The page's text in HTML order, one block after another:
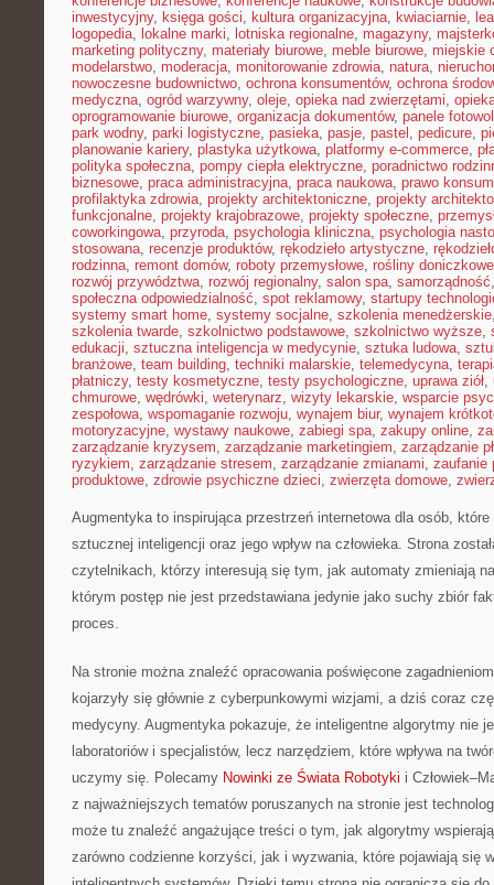
inwestycyjny, księga gości, kultura organizacyjna, kwiaciarnie,
logopedia, lokalne marki, lotniska regionalne, magazyny,
marketing polityczny, materiały biurowe, meble biurowe, miejskie
modelarstwo, moderacja, monitorowanie zdrowia, natura,
nowoczesne budownictwo, ochrona konsumentów, ochrona
medyczna, ogród warzywny, oleje, opieka nad zwierzętami,
oprogramowanie biurowe, organizacja dokumentów, panele
park wodny, parki logistyczne, pasieka, pasje, pastel , pedicure,
planowanie kariery, plastyka użytkowa, platformy e-commerce,
polityka społeczna, pompy ciepła elektryczne, poradnictwo
biznesowe, praca administracyjna, praca naukowa, prawo
profilaktyka zdrowia, projekty architektoniczne, projekty
funkcjonalne, projekty krajobrazowe, projekty społeczne,
coworkingowa, przyroda, psychologia kliniczna, psychologia
stosowana, recenzje produktów, rękodzieło artystyczne,
rodzinna, remont domów, roboty przemysłowe, rośliny doniczkowe
rozwój przywództwa, rozwój regionalny, salon spa, samorządność
społeczna odpowiedzialność, spot reklamowy, startupy
systemy smart home, systemy socjalne, szkolenia menedżerskie
szkolenia twarde, szkolnictwo podstawowe, szkolnictwo wyższe,
edukacji, sztuczna inteligencja w medycynie, sztuka ludowa,
branżowe, team building, techniki malarskie, telemedycyna,
płatniczy, testy kosmetyczne, testy psychologiczne, uprawa ziół,
chmurowe, wędrówki, weterynarz, wizyty lekarskie, wsparcie
zespołowa, wspomaganie rozwoju, wynajem biur, wynajem
motoryzacyjne, wystawy naukowe, zabiegi spa, zakupy online,
zarządzanie kryzysem, zarządzanie marketingiem, zarządzanie
ryzykiem, zarządzanie stresem, zarządzanie zmianami, zaufanie
produktowe, zdrowie psychiczne dzieci, zwierzęta domowe,
Augmentyka to inspirująca przestrzeń internetowa dla osób,
sztucznej inteligencji oraz jego wpływ na człowieka. Strona
czytelnikach, którzy interesują się tym, jak automaty zmieniają
którym postęp nie jest przedstawiana jedynie jako suchy zbiór
proces.
Na stronie można znaleźć opracowania poświęcone
kojarzyły się głównie z cyberpunkowymi wizjami, a dziś coraz
medycyny. Augmentyka pokazuje, że inteligentne algorytmy nie
laboratoriów i specjalistów, lecz narzędziem, które wpływa na
uczymy się. Polecamy Nowinki ze Świata Robotyki i
z najważniejszych tematów poruszanych na stronie jest
może tu znaleźć angażujące treści o tym, jak algorytmy
zarówno codzienne korzyści, jak i wyzwania, które pojawiają się